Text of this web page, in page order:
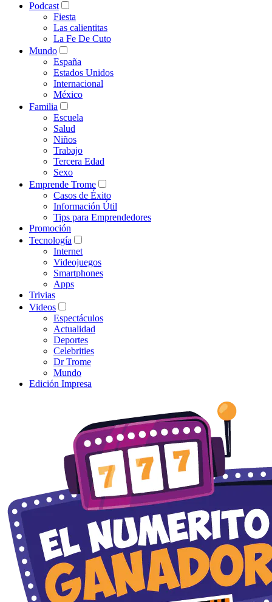
Podcast
Fiesta
Las calientitas
La Fe De Cuto
Mundo
España
Estados Unidos
Internacional
México
Familia
Escuela
Salud
Niños
Trabajo
Tercera Edad
Sexo
Emprende Trome
Casos de Éxito
Información Útil
Tips para Emprendedores
Promoción
Tecnología
Internet
Videojuegos
Smartphones
Apps
Trivias
Videos
Espectáculos
Actualidad
Deportes
Celebrities
Dr Trome
Mundo
Edición Impresa